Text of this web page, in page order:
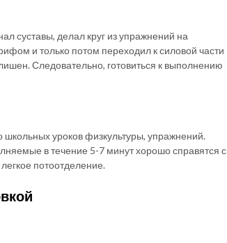
суставы, делал круг из упражнений на
и только потом переходил к силовой части
Следовательно, готовиться к выполнению
уроков физкультуры, упражнений.
в течение 5-7 минут хорошо справятся с
потоотделение.